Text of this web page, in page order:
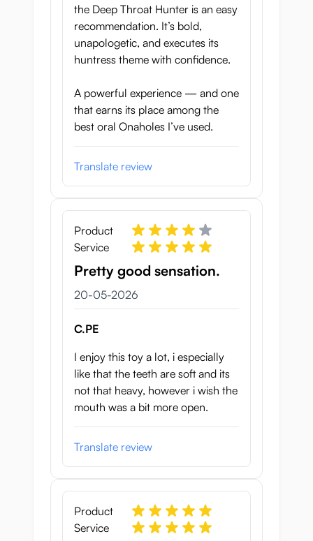
the Deep Throat Hunter is an easy
recommendation. It’s bold,
unapologetic, and executes its
huntress theme with confidence.
A powerful experience — and one
that earns its place among the
best oral Onaholes I’ve used.
Translate review
Product
Service
Pretty good sensation.
20 mei 2026
20-05-2026
C.PE
I enjoy this toy a lot, i especially
like that the teeth are soft and its
not that heavy, however i wish the
mouth was a bit more open.
Translate review
Product
Service